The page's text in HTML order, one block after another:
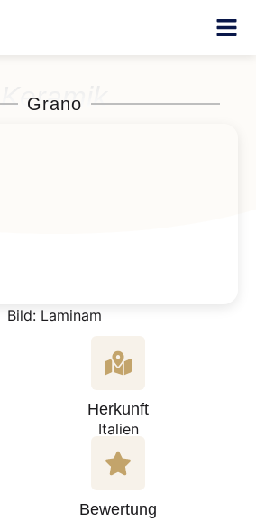
Keramik
Grano
Bild: Laminam
Herkunft
Italien
Bewertung